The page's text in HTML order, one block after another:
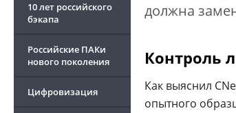
10 лет российского
бэкапа
Российские ПАКи
нового поколения
Цифровизация
должна
Контроль
Как выяснил
опытного
ОБЗОР